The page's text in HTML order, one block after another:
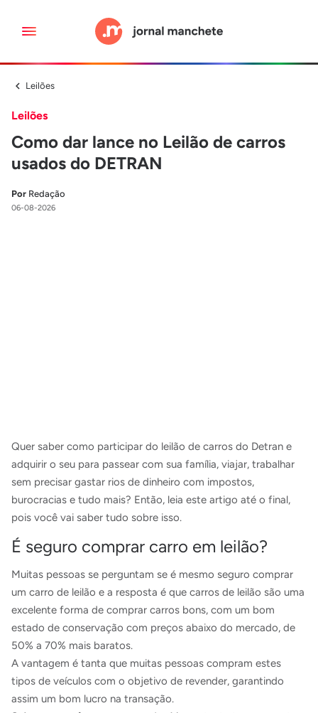
Leilões
Leilões
Como dar lance no Leilão de carros
usados do DETRAN
Por Redação
06-08-2026
Quer saber como participar do leilão de carros do Detran e
adquirir o seu para passear com sua família, viajar, trabalhar
sem precisar gastar rios de dinheiro com impostos,
burocracias e tudo mais? Então, leia este artigo até o final,
pois você vai saber tudo sobre isso.
É seguro comprar carro em leilão?
Muitas pessoas se perguntam se é mesmo seguro comprar
um carro de leilão e a resposta é que carros de leilão são uma
excelente forma de comprar carros bons, com um bom
estado de conservação com preços abaixo do mercado, de
50% a 70% mais baratos.
A vantagem é tanta que muitas pessoas compram estes
tipos de veículos com o objetivo de revender, garantindo
assim um bom lucro na transação.